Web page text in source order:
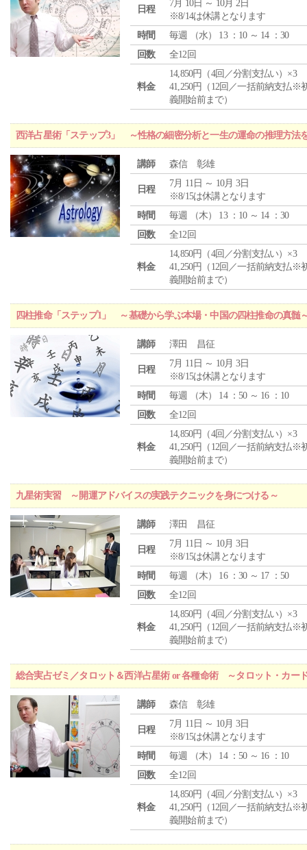
日程
7月 10日 ～ 10月 2日
※8/14は休講となります
時間
毎週 （水） 13 ：10 ～ 14 ：30
回数
全12回
料金
14,850円（4回／分割支払い）×3
41,250円（12回／一括前納支払※
義開始前まで）
西洋占星術「ステップ3」 ～性格の細密分析と一生の運命の推理方法
講師 森信 彰雄
日程
7月 11日 ～ 10月 3日
※8/15は休講となります
時間
毎週 （木） 13 ：10 ～ 14 ：30
回数
全12回
料金
14,850円（4回／分割支払い）×3
41,250円（12回／一括前納支払※
義開始前まで）
四柱推命「ステップ1」 ～基礎から学ぶ本場・中国の四柱推命の真髄
講師 澤田 昌征
日程
7月 11日 ～ 10月 3日
※8/15は休講となります
時間
毎週 （木） 14 ：50 ～ 16 ：10
回数
全12回
料金
14,850円（4回／分割支払い）×3
41,250円（12回／一括前納支払※
義開始前まで）
九星術実習 ～開運アドバイスの実践テクニックを身につける～
講師 澤田 昌征
日程
7月 11日 ～ 10月 3日
※8/15は休講となります
時間
毎週 （木） 16 ：30 ～ 17 ：50
回数
全12回
料金
14,850円（4回／分割支払い）×3
41,250円（12回／一括前納支払※
義開始前まで）
総合実占ゼミ／タロット＆西洋占星術 or 各種命術 ～タロット・カー
講師 森信 彰雄
日程
7月 11日 ～ 10月 3日
※8/15は休講となります
時間
毎週 （木） 14 ：50 ～ 16 ：10
回数
全12回
料金
14,850円（4回／分割支払い）×3
41,250円（12回／一括前納支払※
義開始前まで）